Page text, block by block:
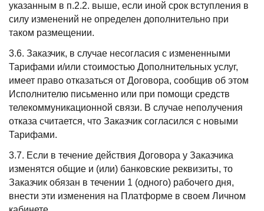
указанным в п.2.2. выше, если иной срок вступления в
силу изменений не определен дополнительно при
таком размещении.
3.6. Заказчик, в случае несогласия с измененными
Тарифами и/или стоимостью Дополнительных услуг,
имеет право отказаться от Договора, сообщив об этом
Исполнителю письменно или при помощи средств
телекоммуникационной связи. В случае неполучения
отказа считается, что Заказчик согласился с новыми
Тарифами.
3.7. Если в течение действия Договора у Заказчика
изменятся общие и (или) банковские реквизиты, то
Заказчик обязан в течении 1 (одного) рабочего дня,
внести эти изменения на Платформе в своем Личном